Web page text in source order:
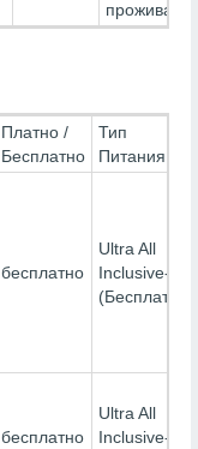
Платно /
Бесплатно
Тип
Питания
бесплатно
Ultra All
Inclusive-
(Бесплатно)
бесплатно
Ultra All
Inclusive-